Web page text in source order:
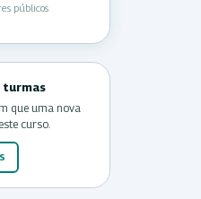
públicos
turmas
que uma nova
curso.